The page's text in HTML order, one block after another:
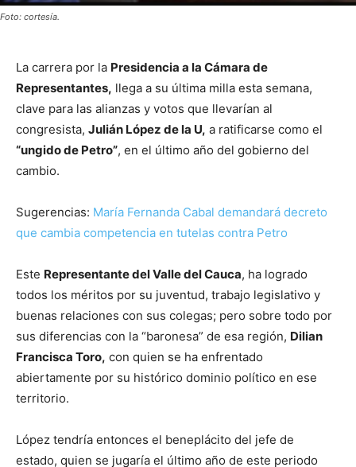
Foto: cortesía.
La carrera por la Presidencia a la Cámara de
Representantes, llega a su última milla esta semana,
clave para las alianzas y votos que llevarían al
congresista, Julián López de la U, a ratificarse como el
“ungido de Petro”, en el último año del gobierno del
cambio.
Sugerencias: María Fernanda Cabal demandará decreto
que cambia competencia en tutelas contra Petro
Este Representante del Valle del Cauca, ha logrado
todos los méritos por su juventud, trabajo legislativo y
buenas relaciones con sus colegas; pero sobre todo por
sus diferencias con la “baronesa” de esa región, Dilian
Francisca Toro, con quien se ha enfrentado
abiertamente por su histórico dominio político en ese
territorio.
López tendría entonces el beneplácito del jefe de
estado, quien se jugaría el último año de este periodo